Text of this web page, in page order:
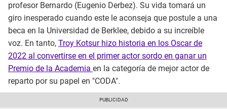
profesor Bernardo (Eugenio Derbez). Su vida tomará un
giro inesperado cuando este le aconseja que postule a una
beca en la Universidad de Berklee, debido a su increíble
voz. En tanto, Troy Kotsur hizo historia en los Oscar de
2022 al convertirse en el primer actor sordo en ganar un
Premio de la Academia en la categoría de mejor actor de
reparto por su papel en "CODA".